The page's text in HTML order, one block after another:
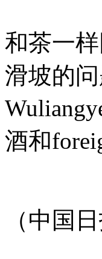
和茶一
滑坡的
酒和
（中国